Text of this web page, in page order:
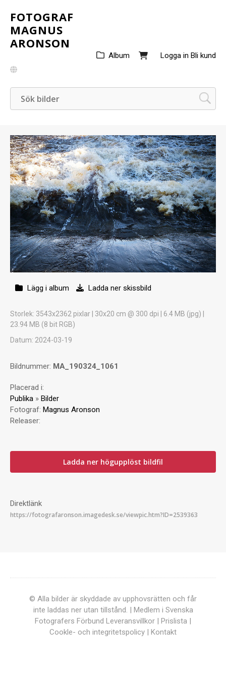
FOTOGRAF
MAGNUS
ARONSON
Logga in Bli kund
Album
Lägg i album Ladda ner skissbild
Storlek: 3543x2362 pixlar | 30x20 cm @ 300 dpi | 6.4 MB (jpg) |
23.94 MB (8 bit RGB)
Datum: 2024-03-19
Bildnummer: MA_190324_1061
Placerad i:
Publika » Bilder
Fotograf: Magnus Aronson
Releaser:
Ladda ner högupplöst bildfil
Direktlänk
© Alla bilder är skyddade av upphovsrätten och får
inte laddas ner utan tillstånd. | Medlem i Svenska
Fotografers Förbund Leveransvillkor | Prislista |
Cookle- och integritetspolicy | Kontakt